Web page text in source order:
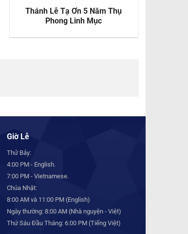
Thánh Lễ Tạ Ơn 5 Năm Thụ
Phong Linh Mục
Giờ Lễ
Thử Bảy:
4:00 PM - English.
7:00 PM - Vietnamese.
Chúa Nhật:
8:00 AM và 11:00 PM (English)
Ngày thường: 8:00 AM (Nhà nguyện - Việt)
Thứ Sáu Đầu Tháng: 6:00 PM (Tiếng Việt)